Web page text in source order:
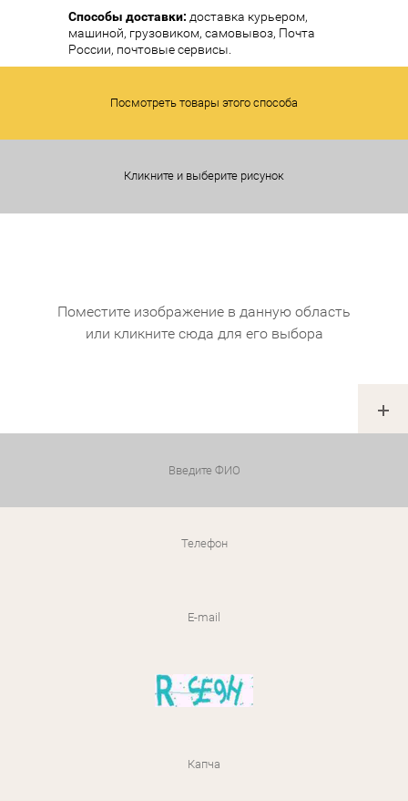
Способы доставки: доставка курьером,
машиной, грузовиком, самовывоз, Почта
России, почтовые сервисы.
Посмотреть товары этого способа
Кликните и выберите рисунок
Поместите изображение в данную область
или кликните сюда для его выбора